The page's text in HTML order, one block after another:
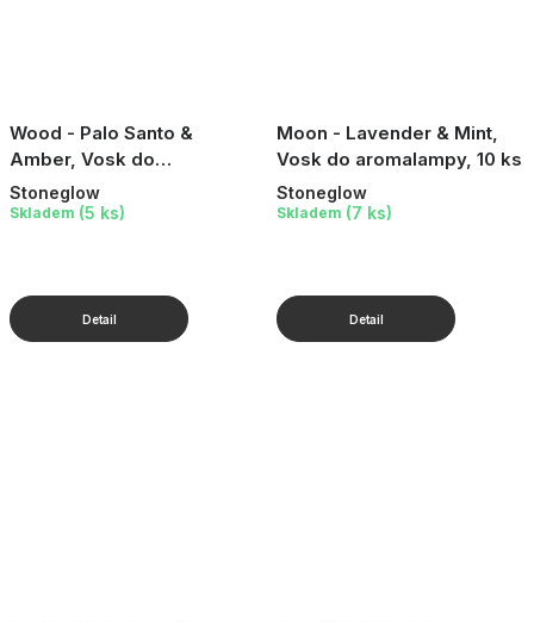
Wood - Palo Santo &
Amber, Vosk do
aromalampy, 10 ks
Stoneglow
Skladem (5 ks)
Moon - Lavender & Mint,
Vosk do aromalampy, 10 ks
Stoneglow
Skladem (7 ks)